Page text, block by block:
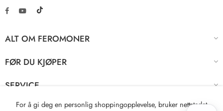
ALT OM FEROMONER
FØR DU KJØPER
SERVICE
For å gi deg en personlig shoppingopplevelse, bruker nettstedet